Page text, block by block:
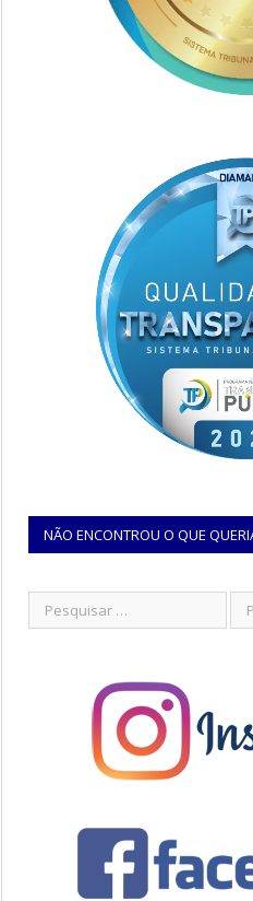
NÃO ENCONTROU O QUE